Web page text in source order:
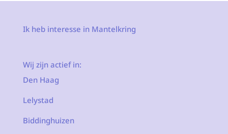
Ik heb interesse in Mantelkring
Wij zijn actief in:
Den Haag
Lelystad
Biddinghuizen